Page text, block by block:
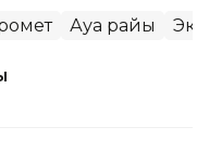
Ауа райы